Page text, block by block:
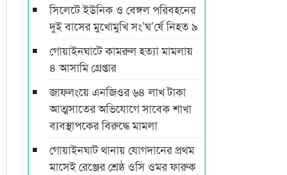
সিলেটে ইউনিক ও বেঙ্গল পরিবহনের
দুই বাসের মুখোমুখি সং’ঘ’র্ষে নিহত ৯
গোয়াইনঘাটে কামরুল হত্যা মামলায়
৪ আসামি গ্রেপ্তার
জাফলংয়ে এনজিওর ৬৪ লাখ টাকা
আত্মসাতের অভিযোগে সাবেক শাখা
ব্যবস্থাপকের বিরুদ্ধে মামলা
গোয়াইনঘাট থানায় যোগদানের প্রথম
মাসেই রেঞ্জের শ্রেষ্ঠ ওসি ওমর ফারুক